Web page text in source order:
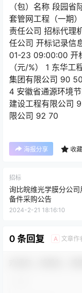
（包）名称 段园
套管网工程（一期
责任公司 招标代理
任公司 开标记录信
01-23 09:00:00 开
（元/%） 1 东华
集团有限公司 90
4 安徽省通源环境
建设工程有限公司
限公司 92 70
海报分享 收藏
招标
询比皖维光学膜分公司
备件采购公告
2024-2-21 18:16:10
0 条回复 A 文章作